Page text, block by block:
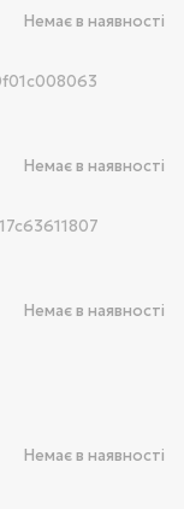
Немає в наявності
Немає в наявності
Немає в наявності
Немає в наявності